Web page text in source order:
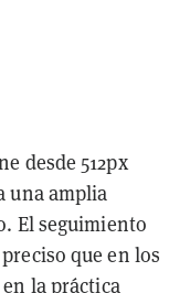
desde 512px
una amplia
El seguimiento
que en los
la práctica